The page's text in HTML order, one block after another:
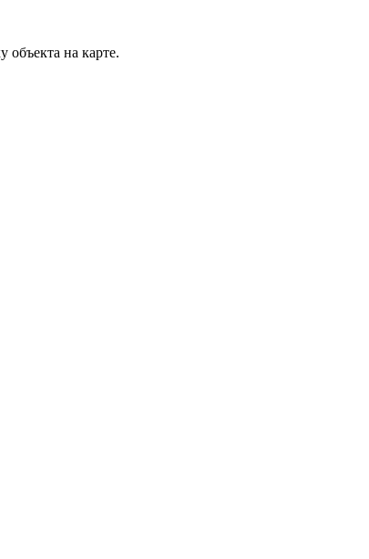
объекта на карте.